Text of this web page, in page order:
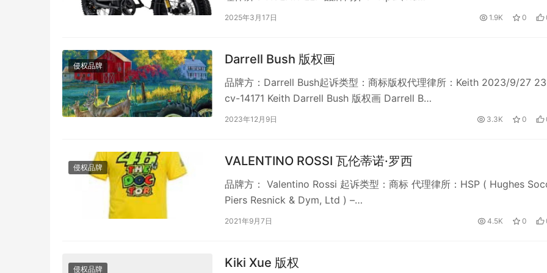
2025年3月17日 1.9K 0
侵权品牌 Darrell Bush 版权画
品牌方：Darrell Bush起诉类型：商标版权代理律所：Keith 2023/9/27
cv-14171 Keith Darrell Bush 版权画 Darrell B…
2023年12月9日 3.3K 0
侵权品牌 VALENTINO ROSSI 瓦伦蒂诺·罗西
品牌方： Valentino Rossi 起诉类型：商标 代理律所：HSP ( Hughes
Piers Resnick & Dym, Ltd ) –…
2021年9月7日 4.5K 0
侵权品牌 Kiki Xue 版权